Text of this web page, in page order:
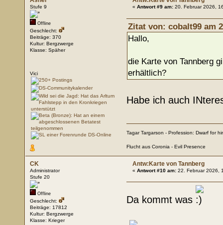
Stufe 9
Offline
Geschlecht:
Beiträge: 370
Kultur: Bergzwerge
Klasse: Späher
Vici
«Antwort #9 am: 20. Februar 2026,
Zitat von: cobalt99 am
Hallo,
die Karte von Tannberg
erhältlich?
Habe ich auch
Tagar Targarson - Profession: Dwarf for
Flucht aus Coronia - Evil Presence
CK
Administrator
Stufe 20
Offline
Geschlecht:
Beiträge: 17812
Kultur: Bergzwerge
Klasse: Krieger
Antw:Karte von Tannberg
«Antwort #10 am: 22. Februar 2026,
Da kommt was